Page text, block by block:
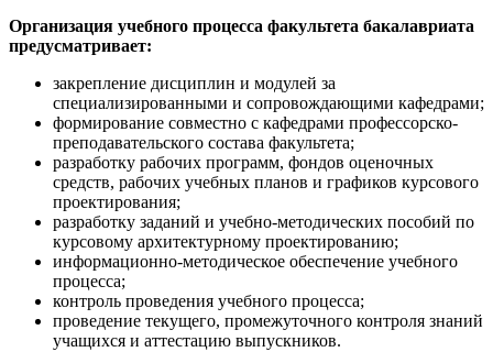
Организация учебного процесса факультета бакалавриата
предусматривает:
закрепление дисциплин и модулей за
специализированными и сопровождающими кафедрами;
формирование совместно с кафедрами профессорско-
преподавательского состава факультета;
разработку рабочих программ, фондов оценочных
средств, рабочих учебных планов и графиков курсового
проектирования;
разработку заданий и учебно-методических пособий по
курсовому архитектурному проектированию;
информационно-методическое обеспечение учебного
процесса;
контроль проведения учебного процесса;
проведение текущего, промежуточного контроля знаний
учащихся и аттестацию выпускников.